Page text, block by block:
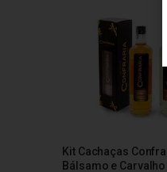
Kit Cachaças
Bálsamo e Carvalho